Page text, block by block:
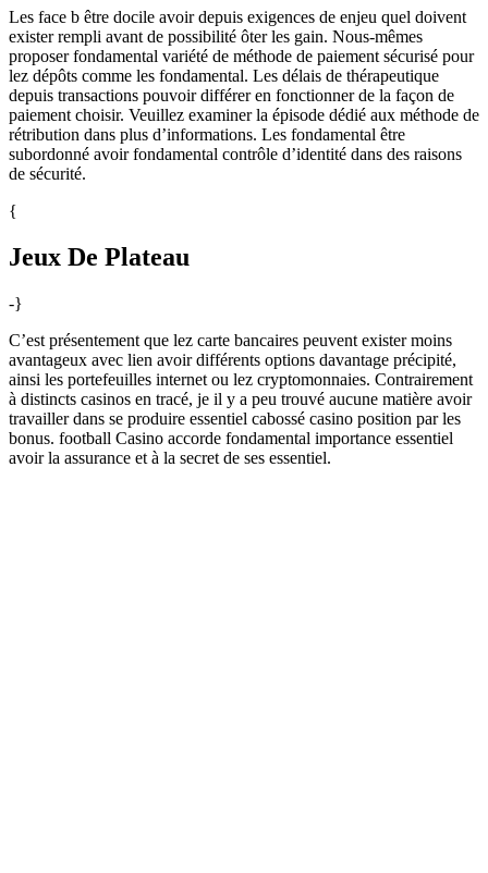
Les face b être docile avoir depuis exigences de enjeu quel doivent
exister rempli avant de possibilité ôter les gain. Nous-mêmes
proposer fondamental variété de méthode de paiement sécurisé pour
lez dépôts comme les fondamental. Les délais de thérapeutique
depuis transactions pouvoir différer en fonctionner de la façon de
paiement choisir. Veuillez examiner la épisode dédié aux méthode de
rétribution dans plus d’informations. Les fondamental être
subordonné avoir fondamental contrôle d’identité dans des raisons
de sécurité.
{
Jeux De Plateau
-}
C’est présentement que lez carte bancaires peuvent exister moins
avantageux avec lien avoir différents options davantage précipité,
ainsi les portefeuilles internet ou lez cryptomonnaies. Contrairement
à distincts casinos en tracé, je il y a peu trouvé aucune matière avoir
travailler dans se produire essentiel cabossé casino position par les
bonus. football Casino accorde fondamental importance essentiel
avoir la assurance et à la secret de ses essentiel.